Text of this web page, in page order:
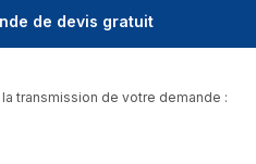
transmission de votre demande :